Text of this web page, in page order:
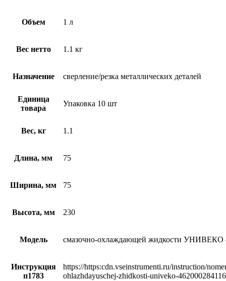
Объем 1 л
Вес нетто 1.1 кг
Назначение сверление/резка металлических деталей
Единица
товара
Упаковка 10 шт
Вес, кг 1.1
Длина, мм 75
Ширина, мм 75
Высота, мм 230
Модель смазочно-охлаждающей жидкости УНИВЕКО
Инструкция
п1783
https://https:cdn.vseinstrumenti.ru/instruction/
ohlazhdayuschej-zhidkosti-univeko-